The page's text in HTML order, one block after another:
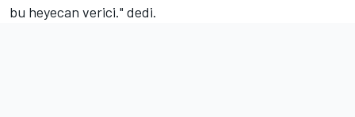
bu heyecan verici." dedi.